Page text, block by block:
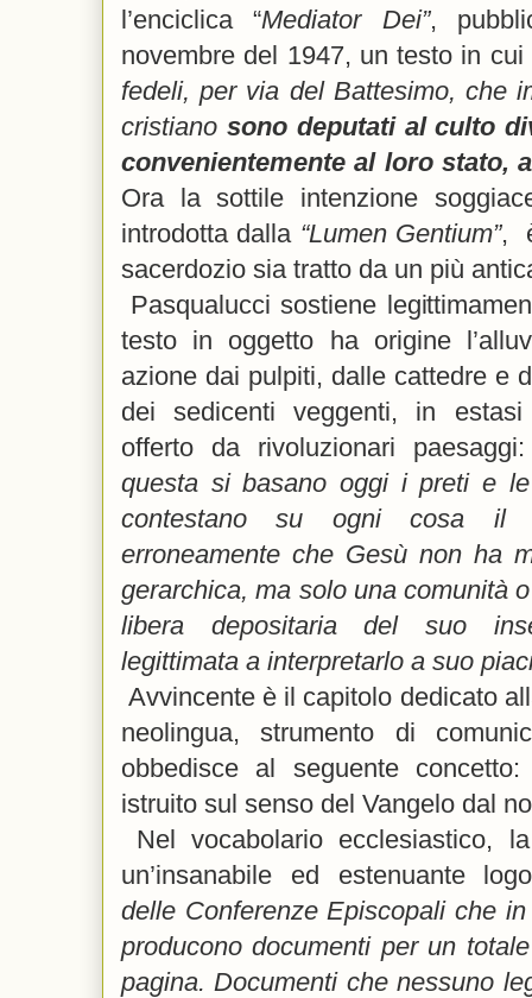
l’enciclica “Mediator Dei”,
novembre del 1947, un testo in
fedeli, per via del Battesimo, che
cristiano sono deputati al culto
convenientemente al loro stato,
Ora la sottile intenzione
introdotta dalla “Lumen Gentium”,
sacerdozio sia tratto da un più
Pasqualucci sostiene
testo in oggetto ha origine
azione dai pulpiti, dalle cattedre e
dei sedicenti veggenti, in
offerto da rivoluzionari
questa si basano oggi i preti e
contestano su ogni cosa il
erroneamente che Gesù non ha
gerarchica, ma solo una comunità
libera depositaria del suo
legittimata a interpretarlo a suo
Avvincente è il capitolo dedicato
neolingua, strumento di
obbedisce al seguente
istruito sul senso del Vangelo dal
Nel vocabolario ecclesiastico,
un’insanabile ed estenuante
delle Conferenze Episcopali che
producono documenti per un
pagina. Documenti che nessuno